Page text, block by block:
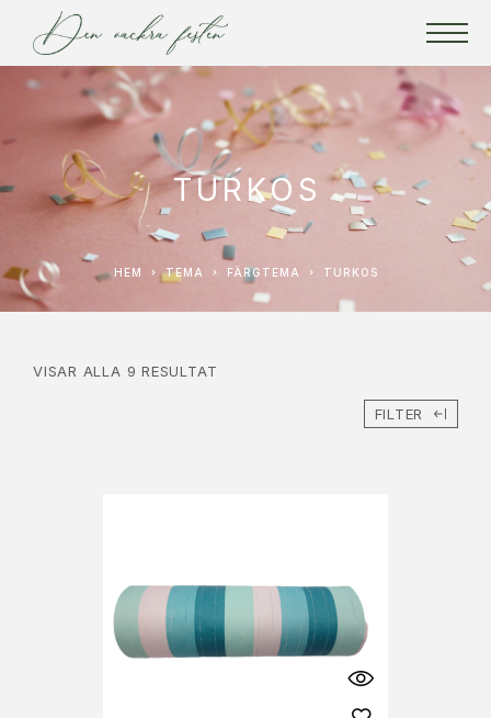
TURKOS
HEM TEMA FÄRGTEMA TURKOS
VISAR ALLA 9 RESULTAT
FILTER